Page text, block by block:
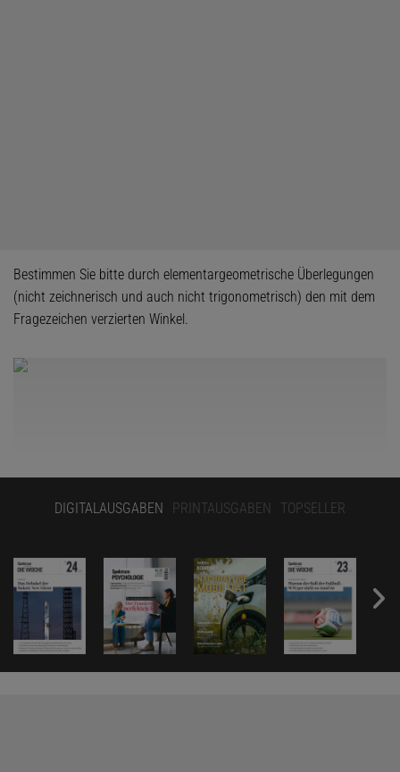
Bestimmen Sie bitte durch elementargeometrische Überlegungen
(nicht zeichnerisch und auch nicht trigonometrisch) den mit dem
Fragezeichen verzierten Winkel.
DIGITALAUSGABEN PRINTAUSGABEN TOPSELLER